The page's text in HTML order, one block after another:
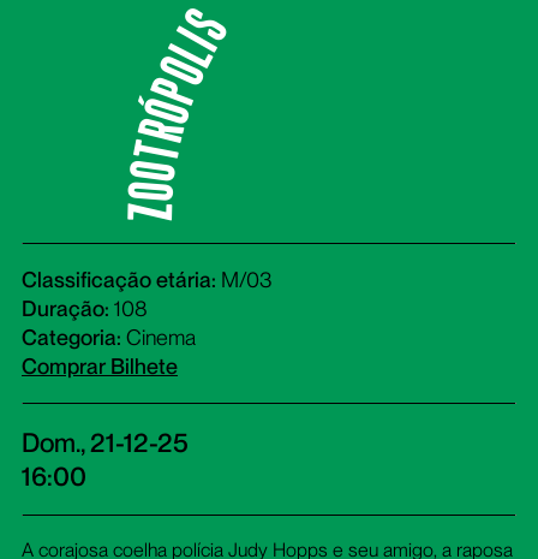
Zootrópolis
Classificação etária: M/03
Duração: 108
Categoria: Cinema
Comprar Bilhete
Dom., 21-12-25
16:00
A corajosa coelha polícia Judy Hopps e seu amigo, a raposa